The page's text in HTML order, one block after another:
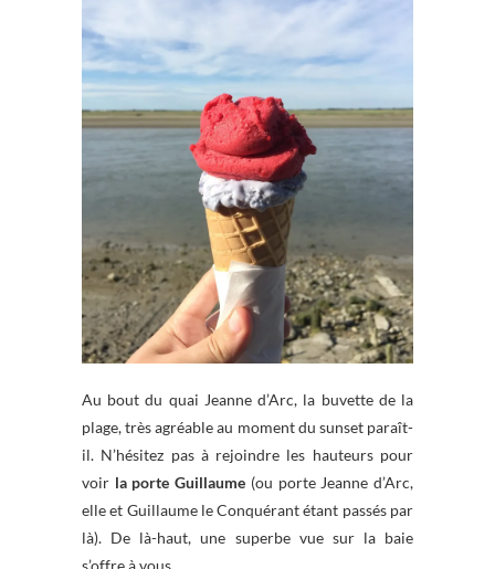
Au bout du quai Jeanne d’Arc, la buvette de la
plage, très agréable au moment du sunset paraît-
il. N’hésitez pas à rejoindre les hauteurs pour
voir la porte Guillaume (ou porte Jeanne d’Arc,
elle et Guillaume le Conquérant étant passés par
là). De là-haut, une superbe vue sur la baie
s’offre à vous.